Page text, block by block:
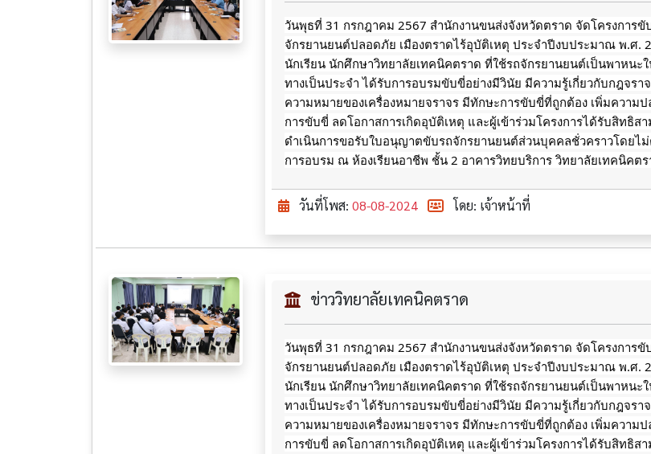
วันพุธที่ 31 กรกฎาคม 2567 สำนักงานขนส่งจังหวัดตราด จัดโครงการขั
จักรยานยนต์ปลอดภัย เมืองตราดไร้อุบัติเหตุ ประจำปีงบประมาณ พ.ศ.
นักเรียน นักศึกษาวิทยาลัยเทคนิคตราด ที่ใช้รถจักรยานยนต์เป็นพาหนะใ
ทางเป็นประจำ ได้รับการอบรมขับขี่อย่างมีวินัย มีความรู้เกี่ยวกับกฎจราจ
ความหมายของเครื่องหมายจราจร มีทักษะการขับขี่ที่ถูกต้อง เพิ่มความ
การขับขี่ ลดโอกาสการเกิดอุบัติเหตุ และผู้เข้าร่วมโครงการได้รับสิทธิสา
ดำเนินการขอรับใบอนุญาตขับรถจักรยานยนต์ส่วนบุคคลชั่วคราวโดยไม่
การอบรม ณ ห้องเรียนอาชีพ ชั้น 2 อาคารวิทยบริการ วิทยาลัยเทคนิคตร
วันที่โพส:08-08-2024 โดย: เจ้าหน้าที่
ข่าววิทยาลัยเทคนิคตราด
วันพุธที่ 31 กรกฎาคม 2567 สำนักงานขนส่งจังหวัดตราด จัดโครงการขั
จักรยานยนต์ปลอดภัย เมืองตราดไร้อุบัติเหตุ ประจำปีงบประมาณ พ.ศ.
นักเรียน นักศึกษาวิทยาลัยเทคนิคตราด ที่ใช้รถจักรยานยนต์เป็นพาหนะใ
ทางเป็นประจำ ได้รับการอบรมขับขี่อย่างมีวินัย มีความรู้เกี่ยวกับกฎจราจ
ความหมายของเครื่องหมายจราจร มีทักษะการขับขี่ที่ถูกต้อง เพิ่มความ
การขับขี่ ลดโอกาสการเกิดอุบัติเหตุ และผู้เข้าร่วมโครงการได้รับสิทธิสา